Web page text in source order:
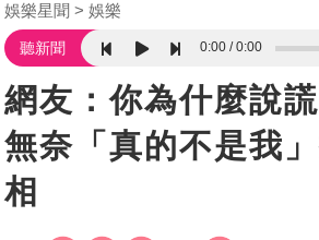
娛樂星聞 娛樂
聽新聞 0:00 0:00
網友：你為什麼說
無奈「真的不是我
相